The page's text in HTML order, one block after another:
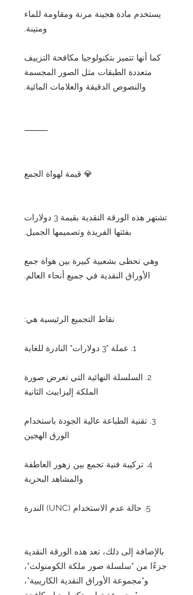
يستخدم مادة هجينة مرنة ومقاومة للماء
ومتينة.
كما أنها تتميز بتكنولوجيا مكافحة التزييف
متعددة الطبقات مثل الصور المجسمة
والنصوص الدقيقة والعلامات المائية.
⸻
💎 قيمة لهواة الجمع
تشتهر هذه الورقة النقدية بقيمة 3 دولارات
بفئتها الفريدة وتصميمها الجميل.
وهي تحظى بشعبية كبيرة بين هواة جمع
الأوراق النقدية في جميع أنحاء العالم.
نقاط التجميع الرئيسية هي:
1. عملة "3 دولارات" النادرة للغاية
2. السلسلة النهائية التي تعرض صورة
الملكة إليزابيث الثانية
3. تقنية الطباعة عالية الجودة باستخدام
الورق الهجين
4. تركيبة فنية تجمع بين زهور العاطفة
والمشاهد البحرية
5. حالة عدم الاستخدام (UNC) الندرة
بالإضافة إلى ذلك، تعد هذه الورقة النقدية
جزءًا من "سلسلة صور ملكة الكومنولث"،
و"مجموعة الأوراق النقدية الكاريبية"،